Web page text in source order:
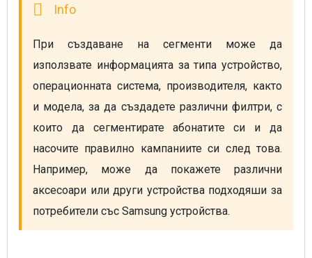
При създаване на сегменти може да
използвате информацията за типа устройство,
операционната система, производителя, както
и модела, за да създадете различни филтри, с
които да сегментирате абонатите си и да
насочите правилно кампаниите си след това.
Например, може да покажете различни
аксесоари или други устройства подходяши за
потребители със Samsung устройства.